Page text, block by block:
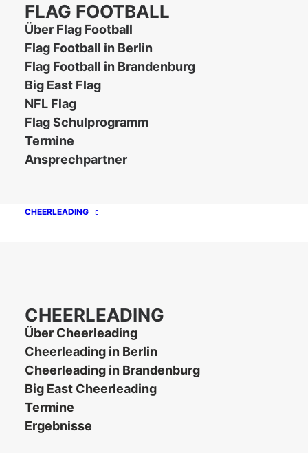
FLAG FOOTBALL
Über Flag Football
Flag Football in Berlin
Flag Football in Brandenburg
Big East Flag
NFL Flag
Flag Schulprogramm
Termine
Ansprechpartner
CHEERLEADING
CHEERLEADING
Über Cheerleading
Cheerleading in Berlin
Cheerleading in Brandenburg
Big East Cheerleading
Termine
Ergebnisse
Unsere Partner
Kontakt